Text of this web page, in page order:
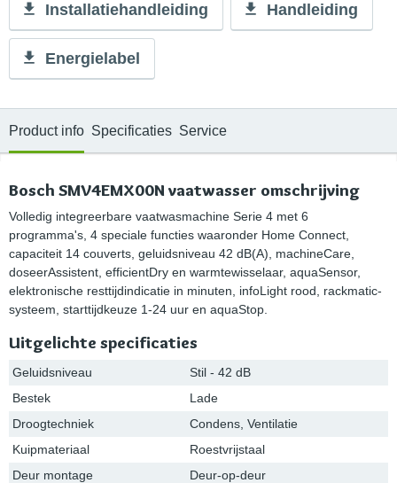
Installatiehandleiding Handleiding
Energielabel
Product info Specificaties Service
Bosch SMV4EMX00N vaatwasser omschrijving
Volledig integreerbare vaatwasmachine Serie 4 met 6
programma's, 4 speciale functies waaronder Home Connect,
capaciteit 14 couverts, geluidsniveau 42 dB(A), machineCare,
doseerAssistent, efficientDry en warmtewisselaar, aquaSensor,
elektronische resttijdindicatie in minuten, infoLight rood, rackmatic-
systeem, starttijdkeuze 1-24 uur en aquaStop.
Uitgelichte specificaties
Geluidsniveau
Stil - 42 dB
Bestek
Lade
Droogtechniek
Condens, Ventilatie
Kuipmateriaal
Roestvrijstaal
Deur montage
Deur-op-deur